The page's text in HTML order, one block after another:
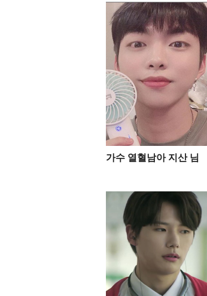
가수 열혈남아 지산 님